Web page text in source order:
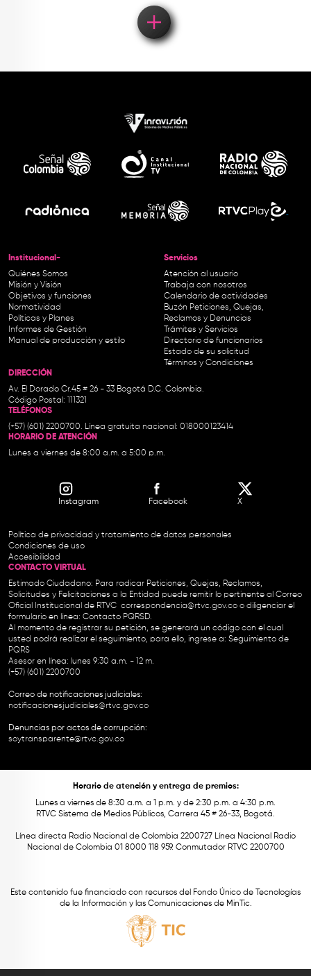
Institucional-
Quiénes Somos
Misión y Visión
Objetivos y funciones
Normatividad
Políticas y Planes
Informes de Gestión
Manual de producción y estilo
Servicios
Atención al usuario
Trabaja con nosotros
Calendario de actividades
Buzón Peticiones, Quejas,
Reclamos y Denuncias
Trámites y Servicios
Directorio de funcionarios
Estado de su solicitud
Términos y Condiciones
DIRECCIÓN
Av. El Dorado Cr.45 # 26 - 33 Bogotá D.C. Colombia.
Código Postal: 111321
TELÉFONOS
(+57) (601) 2200700. Línea gratuita nacional: 018000123414
HORARIO DE ATENCIÓN
Lunes a viernes de 8:00 a.m. a 5:00 p.m.
Instagram Facebook X
Política de privacidad y tratamiento de datos personales
Condiciones de uso
Accesibilidad
CONTACTO VIRTUAL
Estimado Ciudadano: Para radicar Peticiones, Quejas, Reclamos,
Solicitudes y Felicitaciones a la Entidad puede remitir lo pertinente al Correo
Oficial Institucional de RTVC correspondencia@rtvc.gov.co o diligenciar el
formulario en línea: Contacto PQRSD.
Al momento de registrar su petición, se generará un código con el cual
usted podrá realizar el seguimiento, para ello, ingrese a: Seguimiento de
PQRS
Asesor en línea: lunes 9:30 a.m. - 12 m.
(+57) (601) 2200700
Correo de notificaciones judiciales:
notificacionesjudiciales@rtvc.gov.co
Denuncias por actos de corrupción:
soytransparente@rtvc.gov.co
Horario de atención y entrega de premios:
Lunes a viernes de 8:30 a.m. a 1 p.m. y de 2:30 p.m. a 4:30 p.m.
RTVC Sistema de Medios Públicos, Carrera 45 # 26-33, Bogotá.
Línea directa Radio Nacional de Colombia 2200727 Línea Nacional Radio
Nacional de Colombia 01 8000 118 959. Conmutador RTVC 2200700
Este contenido fue financiado con recursos del Fondo Único de Tecnologías
de la Información y las Comunicaciones de MinTic.